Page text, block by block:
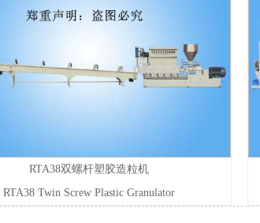
RTA38双螺杆塑胶造粒机
RTA38 Twin Screw Plastic Granulator